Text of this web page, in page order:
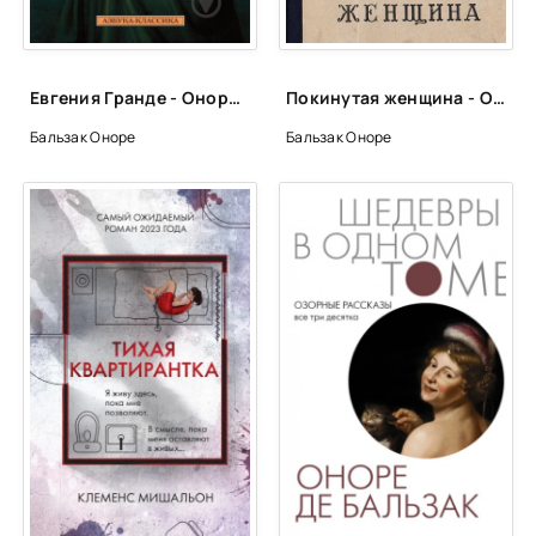
gl04-08
gl04-09
gl04-10
gl04-11
gl05-01
gl05-02
gl05-03
gl05-04
gl05-05
Евгения Гранде - Оноре Бальзак
Бальзак Оноре
Покинутая женщина - Оноре Бальзак
Бальзак Оноре